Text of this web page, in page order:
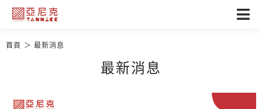
首頁 最新消息
最新消息